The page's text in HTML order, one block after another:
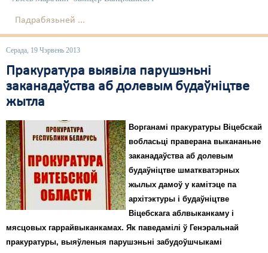
Падрабязьней ...
Серада, 19 Чэрвень 2013
Пракуратура выявіла парушэньні
заканадаўства аб долевым будаўніцтве
жытла
Ворганамі пракуратуры Віцебскай
вобласьці праверана выкананьне
заканадаўства аб долевым
будаўніцтве шматкватэрных
жылых дамоў у камітэце па
архітэктуры і будаўніцтве
Віцебскага аблвыканкаму і
мясцовых гаррайвыканкамах. Як паведамілі ў Генэральнай
пракуратуры, выяўленыя парушэньні забудоўшчыкамі